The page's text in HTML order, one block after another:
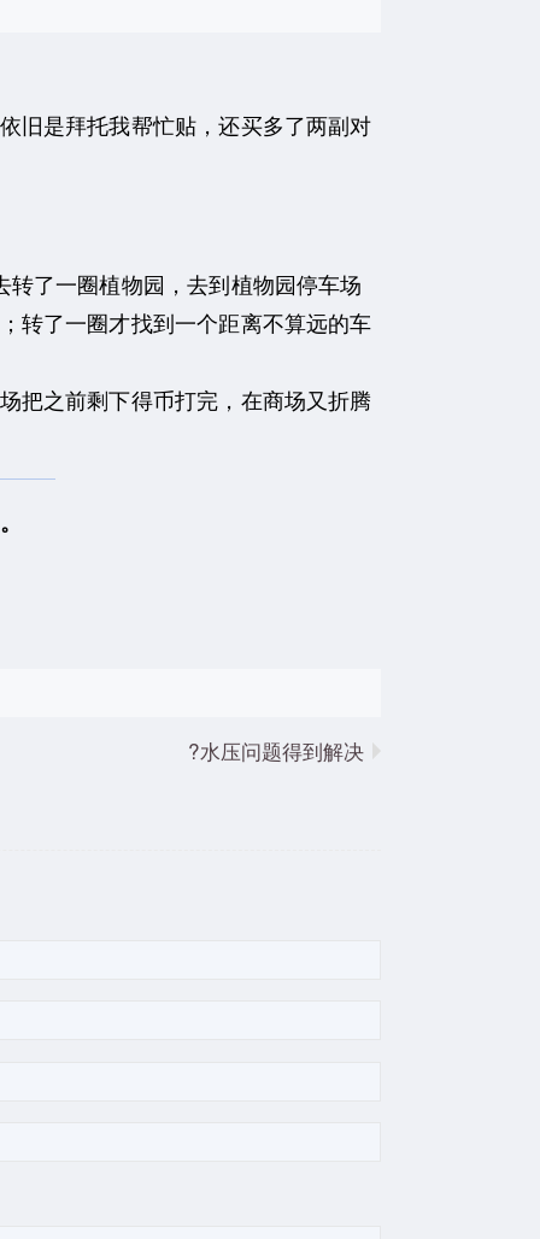
是拜托我帮忙贴，还买多了两副对
了一圈植物园，去到植物园停车场
转了一圈才找到一个距离不算远的车
之前剩下得币打完，在商场又折腾
水压问题得到解决?